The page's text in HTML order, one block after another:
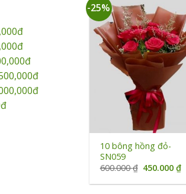
-25%
10 bông hồng đỏ-
SN059
600.000₫ Giá
là:
450.000 ₫